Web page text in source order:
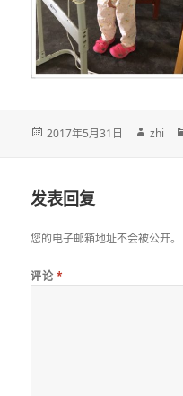
发
2017年5月31日
作
zhi
发表回复
您的电子邮箱地址不会被公开。
评论 *